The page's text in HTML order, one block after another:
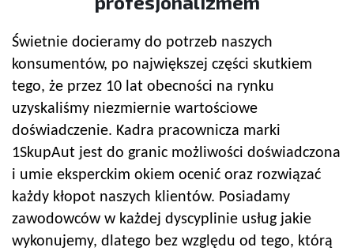
Świetnie docieramy do potrzeb naszych
konsumentów, po największej części skutkiem
tego, że przez 10 lat obecności na rynku
uzyskaliśmy niezmiernie wartościowe
doświadczenie. Kadra pracownicza marki
1SkupAut jest do granic możliwości doświadczona
i umie eksperckim okiem ocenić oraz rozwiązać
każdy kłopot naszych klientów. Posiadamy
zawodowców w każdej dyscyplinie usług jakie
wykonujemy, dlatego bez względu od tego, którą